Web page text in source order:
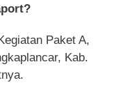
Paket A,
Kab.